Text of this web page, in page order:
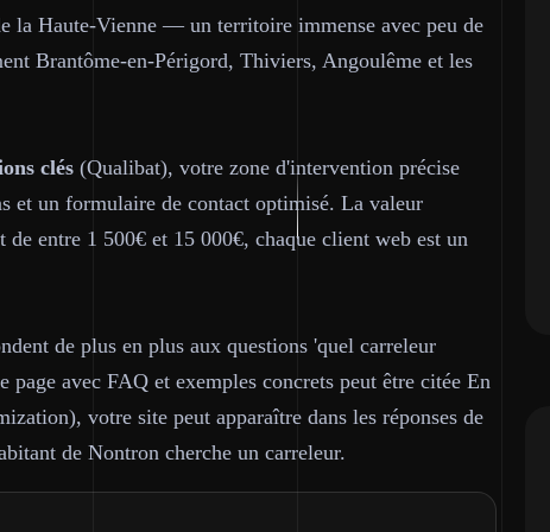
la Haute-Vienne — un territoire immense avec peu de
Brantôme-en-Périgord, Thiviers, Angoulême et les
clés (Qualibat), votre zone d'intervention précise
et un formulaire de contact optimisé. La valeur
entre 1 500€ et 15 000€, chaque client web est un
de plus en plus aux questions 'quel carreleur
avec FAQ et exemples concrets peut être citée En
votre site peut apparaître dans les réponses de
de Nontron cherche un carreleur.